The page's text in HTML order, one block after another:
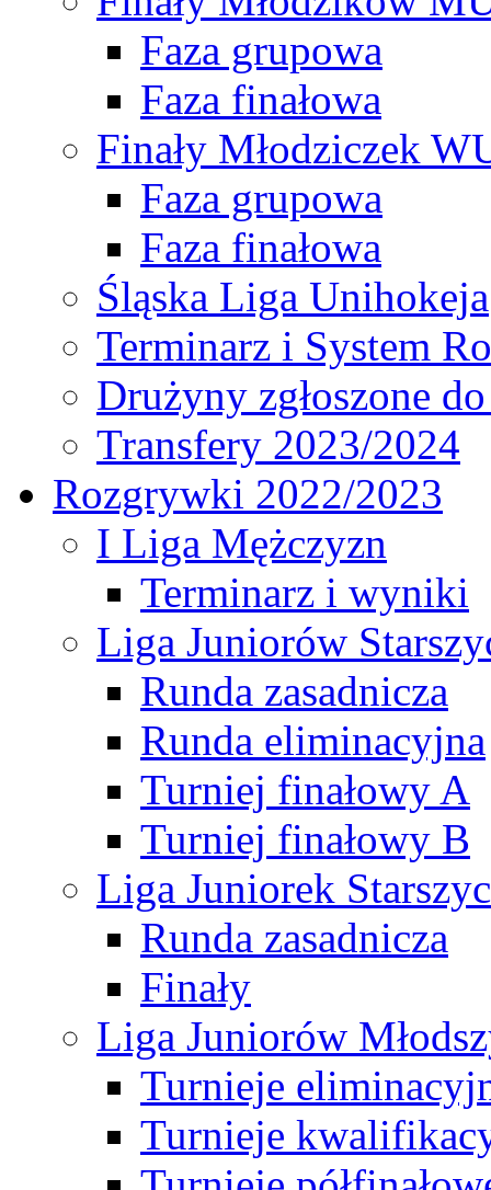
Faza grupowa
Faza finałowa
Finały Młodziczek
Faza grupowa
Faza finałowa
Śląska Liga Unihokeja
Terminarz i System
Drużyny zgłoszone
Transfery 2023/2024
Rozgrywki 2022/2023
I Liga Mężczyzn
Terminarz i wyniki
Liga Juniorów
Runda zasadnicza
Runda eliminacyjna
Turniej finałowy A
Turniej finałowy B
Liga Juniorek
Runda zasadnicza
Finały
Liga Juniorów
Turnieje
Turnieje